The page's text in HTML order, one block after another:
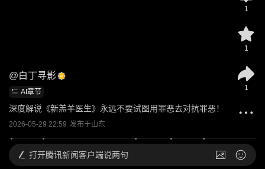
@白丁寻影
AI章节
深度解说《新羔羊医生》永远不要试图用罪恶去对抗罪恶！
2026-05-29 22:59 发布于山东
1
1
1
打开腾讯新闻客户端说两句